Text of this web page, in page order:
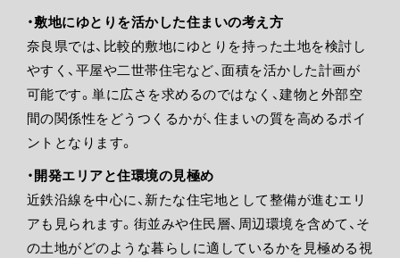
・敷地にゆとりを活かした住まいの考え方
奈良県では、比較的敷地にゆとりを持った土地を検討し
やすく、平屋や二世帯住宅など、面積を活かした計画が
可能です。単に広さを求めるのではなく、建物と外部空
間の関係性をどうつくるかが、住まいの質を高めるポイ
ントとなります。
・開発エリアと住環境の見極め
近鉄沿線を中心に、新たな住宅地として整備が進むエリ
アも見られます。街並みや住民層、周辺環境を含めて、そ
の土地がどのような暮らしに適しているかを見極める視